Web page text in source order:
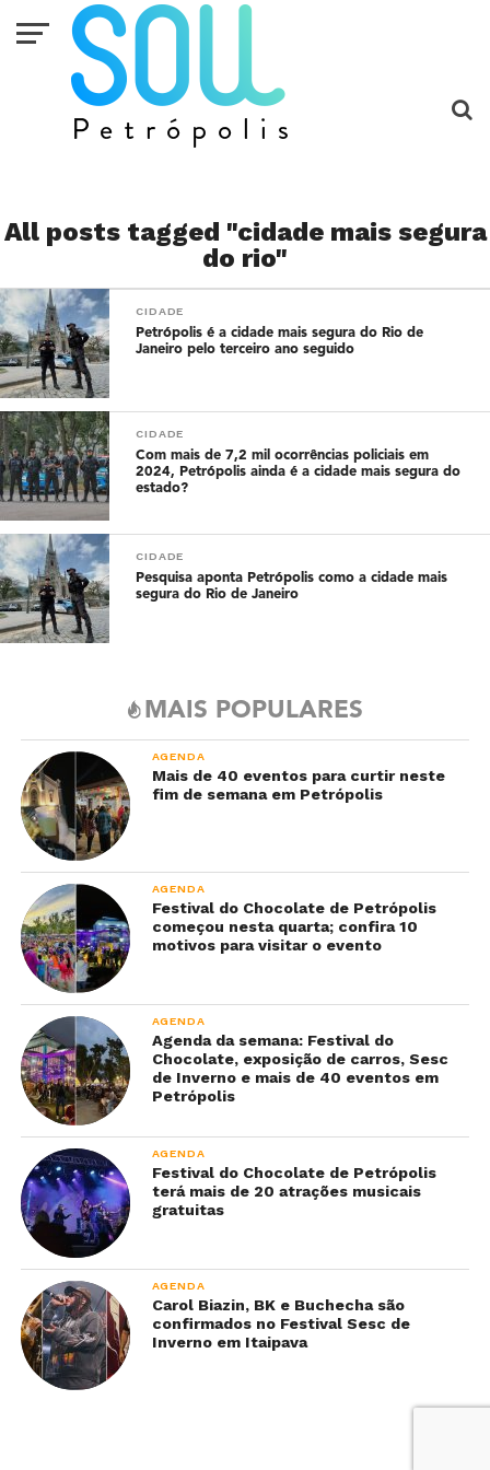
All posts tagged "cidade mais segura
do rio"
CIDADE
Petrópolis é a cidade mais segura do Rio de
Janeiro pelo terceiro ano seguido
CIDADE
Com mais de 7,2 mil ocorrências policiais em
2024, Petrópolis ainda é a cidade mais segura do
estado?
CIDADE
Pesquisa aponta Petrópolis como a cidade mais
segura do Rio de Janeiro
MAIS POPULARES
AGENDA
Mais de 40 eventos para curtir neste
fim de semana em Petrópolis
AGENDA
Festival do Chocolate de Petrópolis
começou nesta quarta; confira 10
motivos para visitar o evento
AGENDA
Agenda da semana: Festival do
Chocolate, exposição de carros, Sesc
de Inverno e mais de 40 eventos em
Petrópolis
AGENDA
Festival do Chocolate de Petrópolis
terá mais de 20 atrações musicais
gratuitas
AGENDA
Carol Biazin, BK e Buchecha são
confirmados no Festival Sesc de
Inverno em Itaipava